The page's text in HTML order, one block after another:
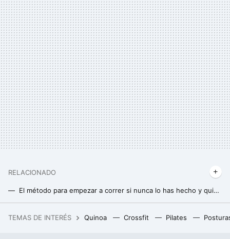
RELACIONADO
El método para empezar a correr si nunca lo has hecho y quieres mejorar resistencia y forma física
TEMAS DE INTERÉS Quinoa Crossfit Pilates